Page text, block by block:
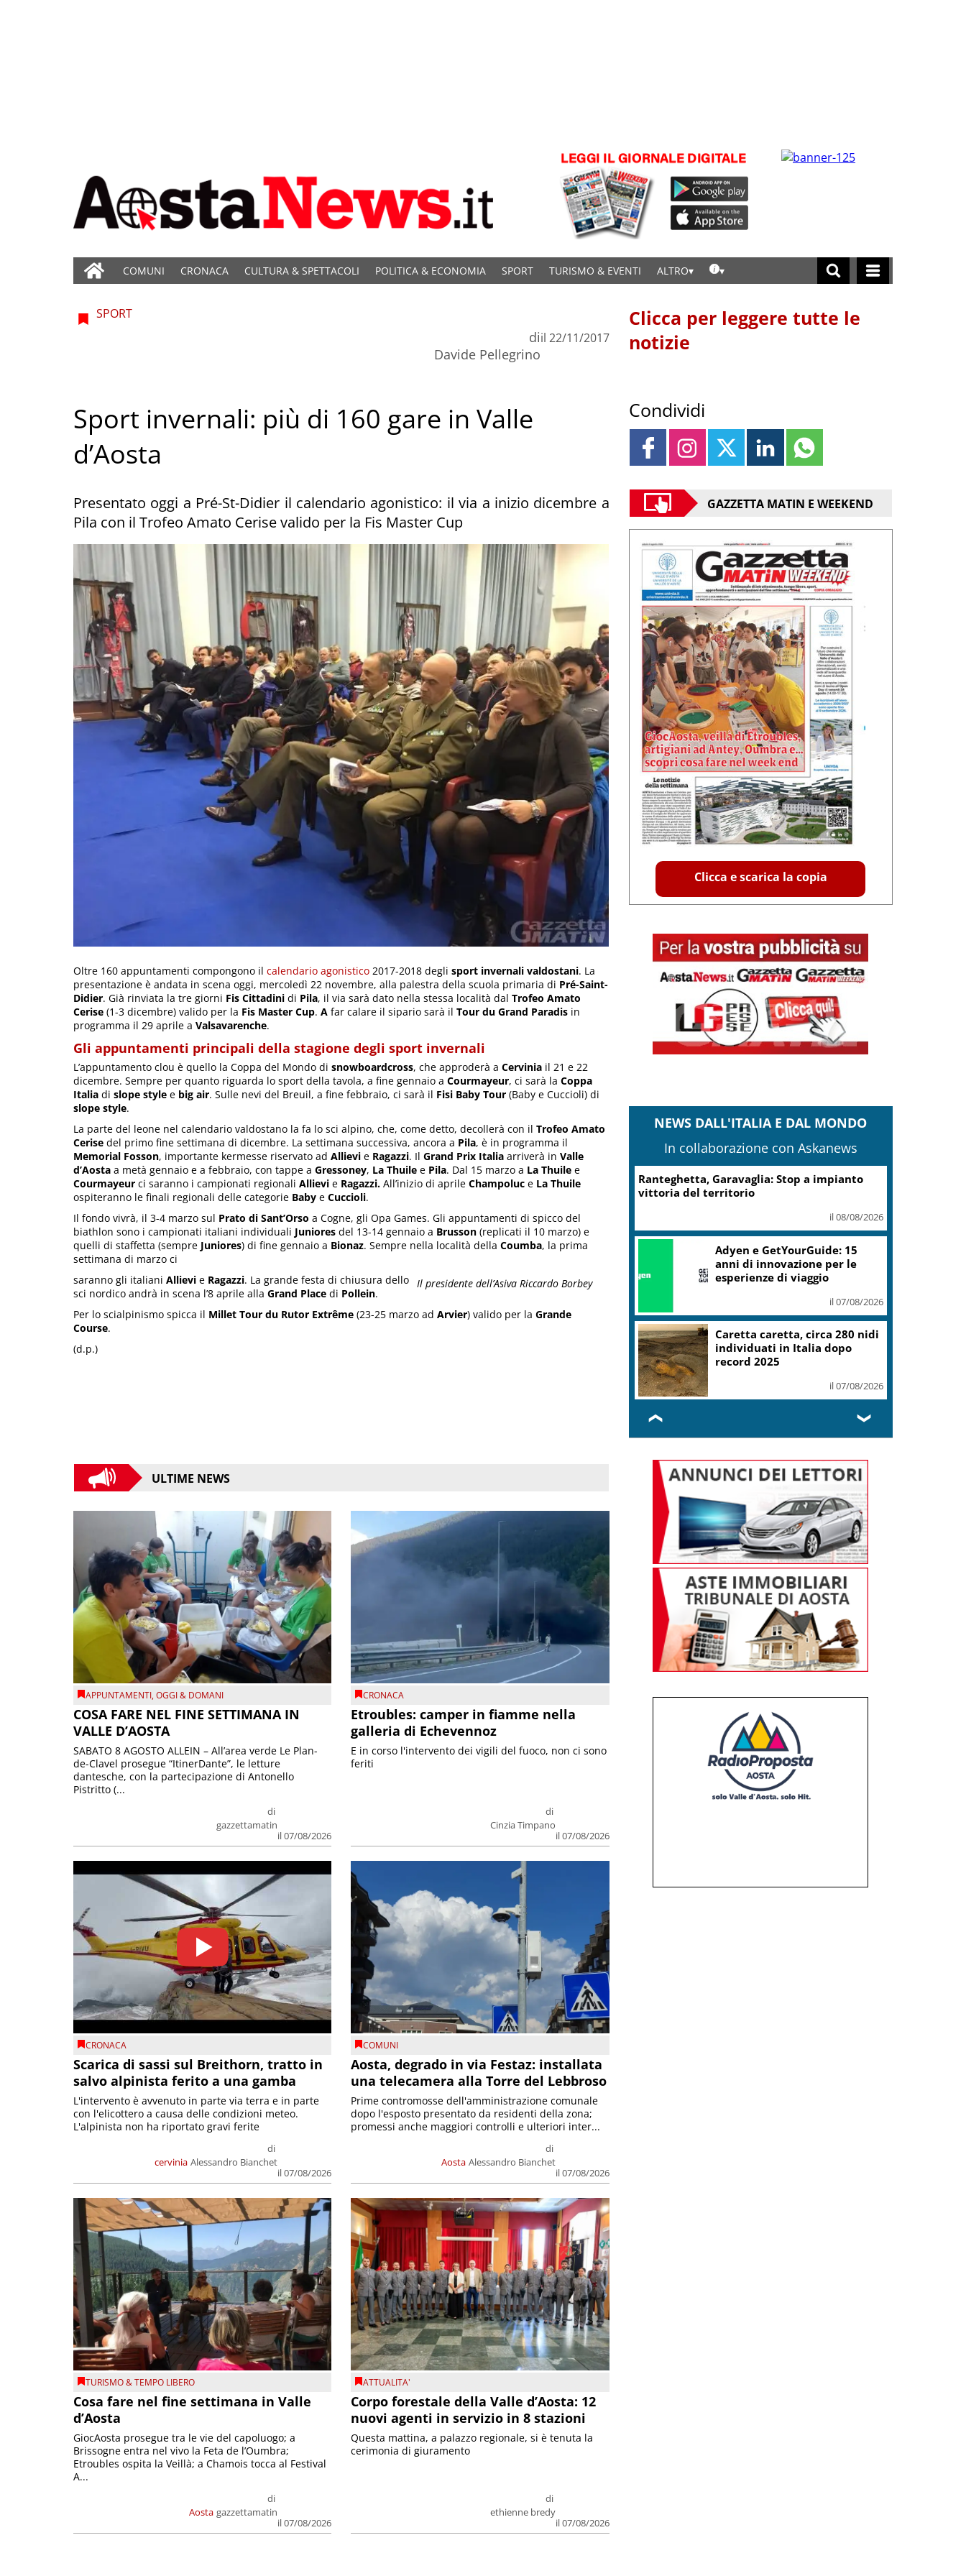
COMUNI CRONACA CULTURA & SPETTACOLI POLITICA & ECONOMIA SPORT TURISMO & EVENTI ALTRO
SPORT
di
Davide Pellegrino
il 22/11/2017
Sport invernali: più di 160 gare in Valle
d’Aosta
Presentato oggi a Pré-St-Didier il calendario agonistico: il via a inizio dicembre a
Pila con il Trofeo Amato Cerise valido per la Fis Master Cup
Oltre 160 appuntamenti compongono il calendario agonistico 2017-2018 degli sport invernali valdostani. La
presentazione è andata in scena oggi, mercoledì 22 novembre, alla palestra della scuola primaria di Pré-Saint-
Didier. Già rinviata la tre giorni Fis Cittadini di Pila, il via sarà dato nella stessa località dal Trofeo Amato
Cerise (1-3 dicembre) valido per la Fis Master Cup. A far calare il sipario sarà il Tour du Grand Paradis in
programma il 29 aprile a Valsavarenche.
Gli appuntamenti principali della stagione degli sport invernali
L’appuntamento clou è quello la Coppa del Mondo di snowboardcross, che approderà a Cervinia il 21 e 22
dicembre. Sempre per quanto riguarda lo sport della tavola, a fine gennaio a Courmayeur, ci sarà la Coppa
Italia di slope style e big air. Sulle nevi del Breuil, a fine febbraio, ci sarà il Fisi Baby Tour (Baby e Cuccioli) di
slope style.
La parte del leone nel calendario valdostano la fa lo sci alpino, che, come detto, decollerà con il Trofeo Amato
Cerise del primo fine settimana di dicembre. La settimana successiva, ancora a Pila, è in programma il
Memorial Fosson, importante kermesse riservato ad Allievi e Ragazzi. Il Grand Prix Italia arriverà in Valle
d’Aosta a metà gennaio e a febbraio, con tappe a Gressoney, La Thuile e Pila. Dal 15 marzo a La Thuile e
Courmayeur ci saranno i campionati regionali Allievi e Ragazzi. All’inizio di aprile Champoluc e La Thuile
ospiteranno le finali regionali delle categorie Baby e Cuccioli.
Il fondo vivrà, il 3-4 marzo sul Prato di Sant’Orso a Cogne, gli Opa Games. Gli appuntamenti di spicco del
biathlon sono i campionati italiani individuali Juniores del 13-14 gennaio a Brusson (replicati il 10 marzo) e
quelli di staffetta (sempre Juniores) di fine gennaio a Bionaz. Sempre nella località della Coumba, la prima
settimana di marzo ci
Il presidente dell’Asiva Riccardo Borbey
saranno gli italiani Allievi e Ragazzi. La grande festa di chiusura dello
sci nordico andrà in scena l’8 aprile alla Grand Place di Pollein.
Per lo scialpinismo spicca il Millet Tour du Rutor Extrême (23-25 marzo ad Arvier) valido per la Grande
Course.
(d.p.)
ULTIME NEWS
APPUNTAMENTI,OGGI & DOMANI
COSA FARE NEL FINE SETTIMANA IN
VALLE D’AOSTA
di
gazzettamatin
il 07/08/2026
SABATO 8 AGOSTO ALLEIN – All’area verde Le Plan-
de-Clavel prosegue “ItinerDante”, le letture
dantesche, con la partecipazione di Antonello
Pistritto (...
CRONACA
Etroubles: camper in fiamme nella
galleria di Echevennoz
di
Cinzia Timpano
il 07/08/2026
E in corso l'intervento dei vigili del fuoco, non ci sono
feriti
CRONACA
Scarica di sassi sul Breithorn, tratto in
salvo alpinista ferito a una gamba
cervinia
di
Alessandro Bianchet
il 07/08/2026
L'intervento è avvenuto in parte via terra e in parte
con l'elicottero a causa delle condizioni meteo.
L'alpinista non ha riportato gravi ferite
COMUNI
Aosta, degrado in via Festaz: installata
una telecamera alla Torre del Lebbroso
Aosta
di
Alessandro Bianchet
il 07/08/2026
Prime contromosse dell'amministrazione comunale
dopo l'esposto presentato da residenti della zona;
promessi anche maggiori controlli e ulteriori inter...
TURISMO & TEMPO LIBERO
Cosa fare nel fine settimana in Valle
d’Aosta
Aosta
di
gazzettamatin
il 07/08/2026
GiocAosta prosegue tra le vie del capoluogo; a
Brissogne entra nel vivo la Feta de l’Oumbra;
Etroubles ospita la Veillà; a Chamois tocca al Festival
A...
ATTUALITA'
Corpo forestale della Valle d’Aosta: 12
nuovi agenti in servizio in 8 stazioni
di
ethienne bredy
il 07/08/2026
Questa mattina, a palazzo regionale, si è tenuta la
cerimonia di giuramento
Clicca per leggere tutte le
notizie
Condividi
GAZZETTA MATIN E WEEKEND
Clicca e scarica la copia
NEWS DALL'ITALIA E DAL MONDO
In collaborazione con Askanews
Ranteghetta, Garavaglia: Stop a impianto
vittoria del territorio
il 08/08/2026
Adyen e GetYourGuide: 15
anni di innovazione per le
esperienze di viaggio
il 07/08/2026
Caretta caretta, circa 280 nidi
individuati in Italia dopo
record 2025
il 07/08/2026
❮ ❯